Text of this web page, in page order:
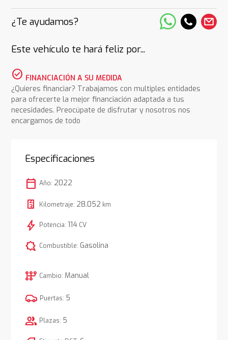
¿Te ayudamos?
Este vehículo te hará feliz por...
check_circle FINANCIACIÓN A SU MEDIDA
¿Quieres financiar? Trabajamos con multiples entidades
para ofrecerte la mejor financiación adaptada a tus
necesidades. Preocúpate de disfrutar y nosotros nos
encargamos de todo
Especificaciones
calendar_today Año: 2022
Kilometraje: 28.052 km
bolt Potencia: 114CV
comic_bubble Combustible: Gasolina
auto_transmission Cambio: Manual
Puertas: 5
group Plazas: 5